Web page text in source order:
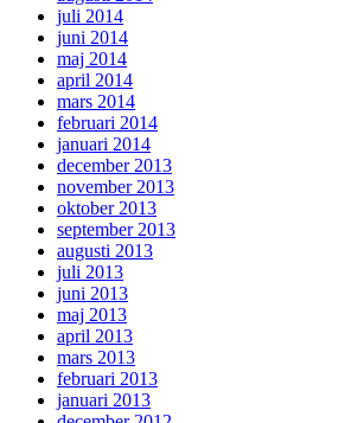
juli 2014
juni 2014
maj 2014
april 2014
mars 2014
februari 2014
januari 2014
december 2013
november 2013
oktober 2013
september 2013
augusti 2013
juli 2013
juni 2013
maj 2013
april 2013
mars 2013
februari 2013
januari 2013